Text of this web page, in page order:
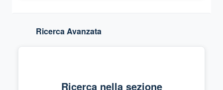
Ricerca Avanzata
Ricerca nella sezione